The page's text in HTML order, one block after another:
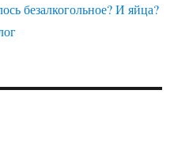
безалкогольное? И яйца?